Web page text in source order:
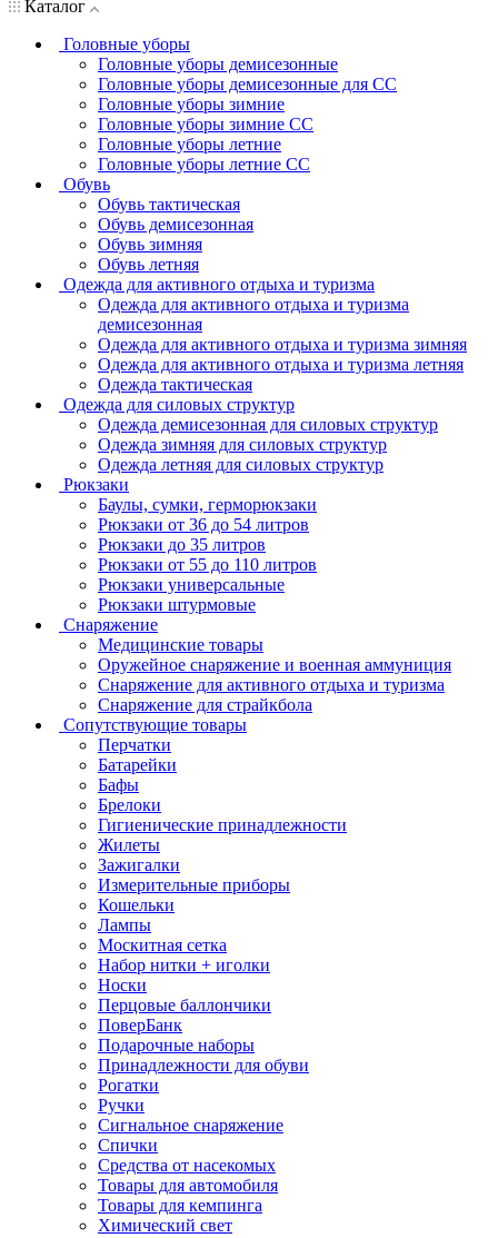
Каталог
Головные уборы
Головные уборы демисезонные
Головные уборы демисезонные для СС
Головные уборы зимние
Головные уборы зимние СС
Головные уборы летние
Головные уборы летние СС
Обувь
Обувь тактическая
Обувь демисезонная
Обувь зимняя
Обувь летняя
Одежда для активного отдыха и туризма
Одежда для активного отдыха и туризма
демисезонная
Одежда для активного отдыха и туризма зимняя
Одежда для активного отдыха и туризма летняя
Одежда тактическая
Одежда для силовых структур
Одежда демисезонная для силовых структур
Одежда зимняя для силовых структур
Одежда летняя для силовых структур
Рюкзаки
Баулы, сумки, герморюкзаки
Рюкзаки от 36 до 54 литров
Рюкзаки до 35 литров
Рюкзаки от 55 до 110 литров
Рюкзаки универсальные
Рюкзаки штурмовые
Снаряжение
Медицинские товары
Оружейное снаряжение и военная аммуниция
Снаряжение для активного отдыха и туризма
Снаряжение для страйкбола
Сопутствующие товары
Перчатки
Батарейки
Бафы
Брелоки
Гигиенические принадлежности
Жилеты
Зажигалки
Измерительные приборы
Кошельки
Лампы
Москитная сетка
Набор нитки + иголки
Носки
Перцовые баллончики
ПоверБанк
Подарочные наборы
Принадлежности для обуви
Рогатки
Ручки
Сигнальное снаряжение
Спички
Средства от насекомых
Товары для автомобиля
Товары для кемпинга
Химический свет